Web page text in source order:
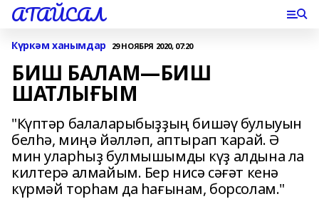
АТАЙСАЛ
Күркәм ханымдар 29 НОЯБРЯ 2020, 07:20
БИШ БАЛАМ—БИШ
ШАТЛЫҒЫМ
"Күптәр балаларыбыҙҙың бишәү булыуын
белһә, миңә йәлләп, аптырап ҡарай. Ә
мин уларһыҙ булмышымды күҙ алдына ла
килтерә алмайым. Бер нисә сәғәт кенә
күрмәй торһам да һағынам, борсолам."